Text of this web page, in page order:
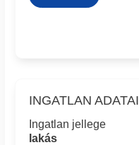
INGATLAN ADATAI
Ingatlan jellege
lakás